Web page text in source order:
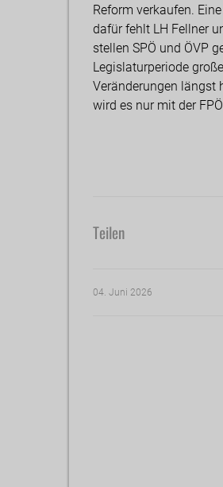
Reform verkaufen.
dafür fehlt LH Fellner
stellen SPÖ und ÖVP
Legislaturperiode
Veränderungen längst
wird es nur mit der
Teilen
04. Juni 2026